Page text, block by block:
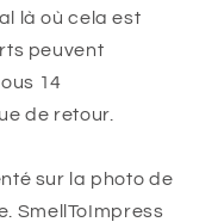
là où cela est
peuvent
14
de retour.
sur la photo de
SmellToImpress